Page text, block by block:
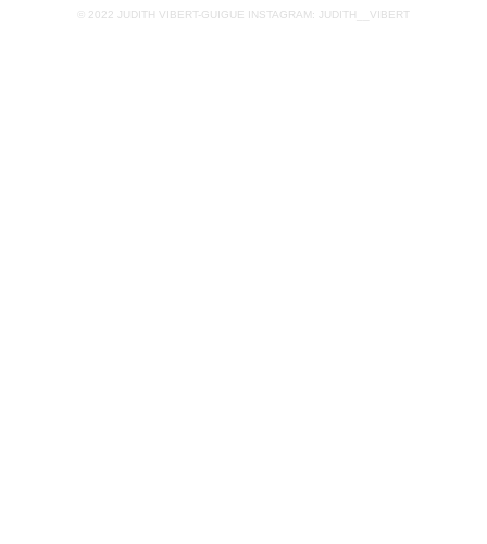
© 2022 JUDITH VIBERT-GUIGUE INSTAGRAM: JUDITH__VIBERT